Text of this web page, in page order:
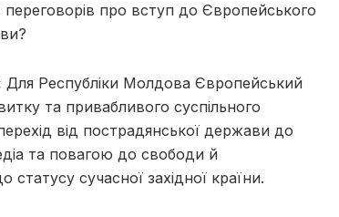
про вступ до Європейського
Для Республіки Молдова Європейський
та привабливого суспільного
від пострадянської держави до
та повагою до свободи й
сучасної західної країни.